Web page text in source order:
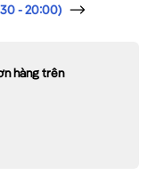
- 20:00)
hàng trên